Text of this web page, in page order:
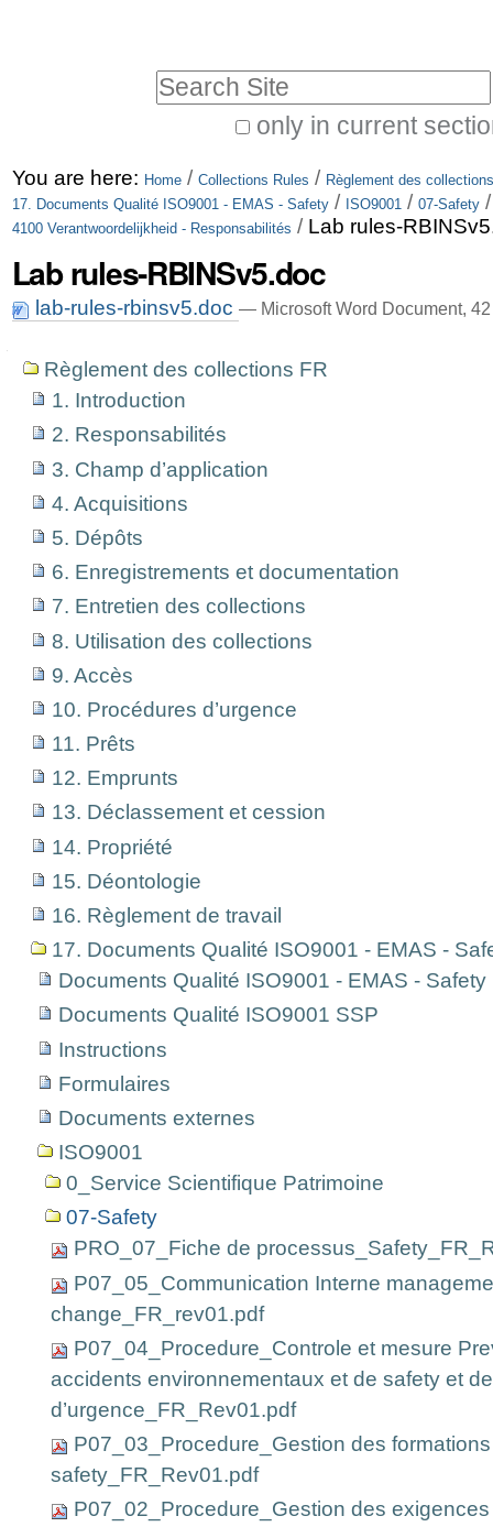
to
navigation
only in current
Search…
You are here: Home / Collections Rules / Règlement des
17. Documents Qualité ISO9001 - EMAS - Safety / ISO9001 / 07-Safety
4100 Verantwoordelijkheid - Responsabilités / Lab rules-
Lab rules-RBINSv5.doc
lab-rules-rbinsv5.doc — Microsoft Word Document,
NavigationRèglement des collections FR
1. Introduction
2. Responsabilités
3. Champ d’application
4. Acquisitions
5. Dépôts
6. Enregistrements et documentation
7. Entretien des collections
8. Utilisation des collections
9. Accès
10. Procédures d’urgence
11. Prêts
12. Emprunts
13. Déclassement et cession
14. Propriété
15. Déontologie
16. Règlement de travail
17. Documents Qualité ISO9001 - EMAS -
Documents Qualité ISO9001 - EMAS - Safety
Documents Qualité ISO9001 SSP
Instructions
Formulaires
Documents externes
ISO9001
0_Service Scientifique Patrimoine
07-Safety
PRO_07_Fiche de
P07_05_Communication Interne
change_FR_rev01.pdf
P07_04_Procedure_Controle et mesure
accidents environnementaux et de safety et
d’urgence_FR_Rev01.pdf
P07_03_Procedure_Gestion des
safety_FR_Rev01.pdf
P07_02_Procedure_Gestion des